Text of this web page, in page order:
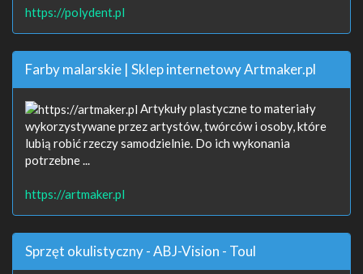
https://polydent.pl
Farby malarskie | Sklep internetowy Artmaker.pl
Artykuły plastyczne to materiały
wykorzystywane przez artystów, twórców i osoby, które
lubią robić rzeczy samodzielnie. Do ich wykonania
potrzebne ...
https://artmaker.pl
Sprzęt okulistyczny - ABJ-Vision - Toul